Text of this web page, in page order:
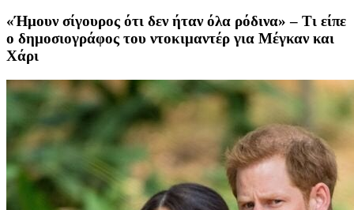
«Ήμουν σίγουρος ότι δεν ήταν όλα ρόδινα» – Τι είπε
ο δημοσιογράφος του ντοκιμαντέρ για Μέγκαν και
Χάρι